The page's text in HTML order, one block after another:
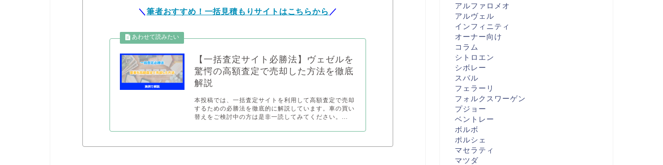
＼筆者おすすめ！一括見積もりサイトはこちらから ／
【一括査定サイト必勝法】ヴェゼルを
驚愕の高額査定で売却した方法を徹底
解説
本投稿では、一括査定サイトを利用して高額査定で売却
するための必勝法を徹底的に解説しています。車の買い
替えをご検討中の方は是非一読してみてください。...
アルファロメオ
アルヴェル
インフィニティ
オーナー向け
コラム
シトロエン
シボレー
スバル
フェラーリ
フォルクスワーゲン
プジョー
ベントレー
ボルボ
ポルシェ
マセラティ
マツダ